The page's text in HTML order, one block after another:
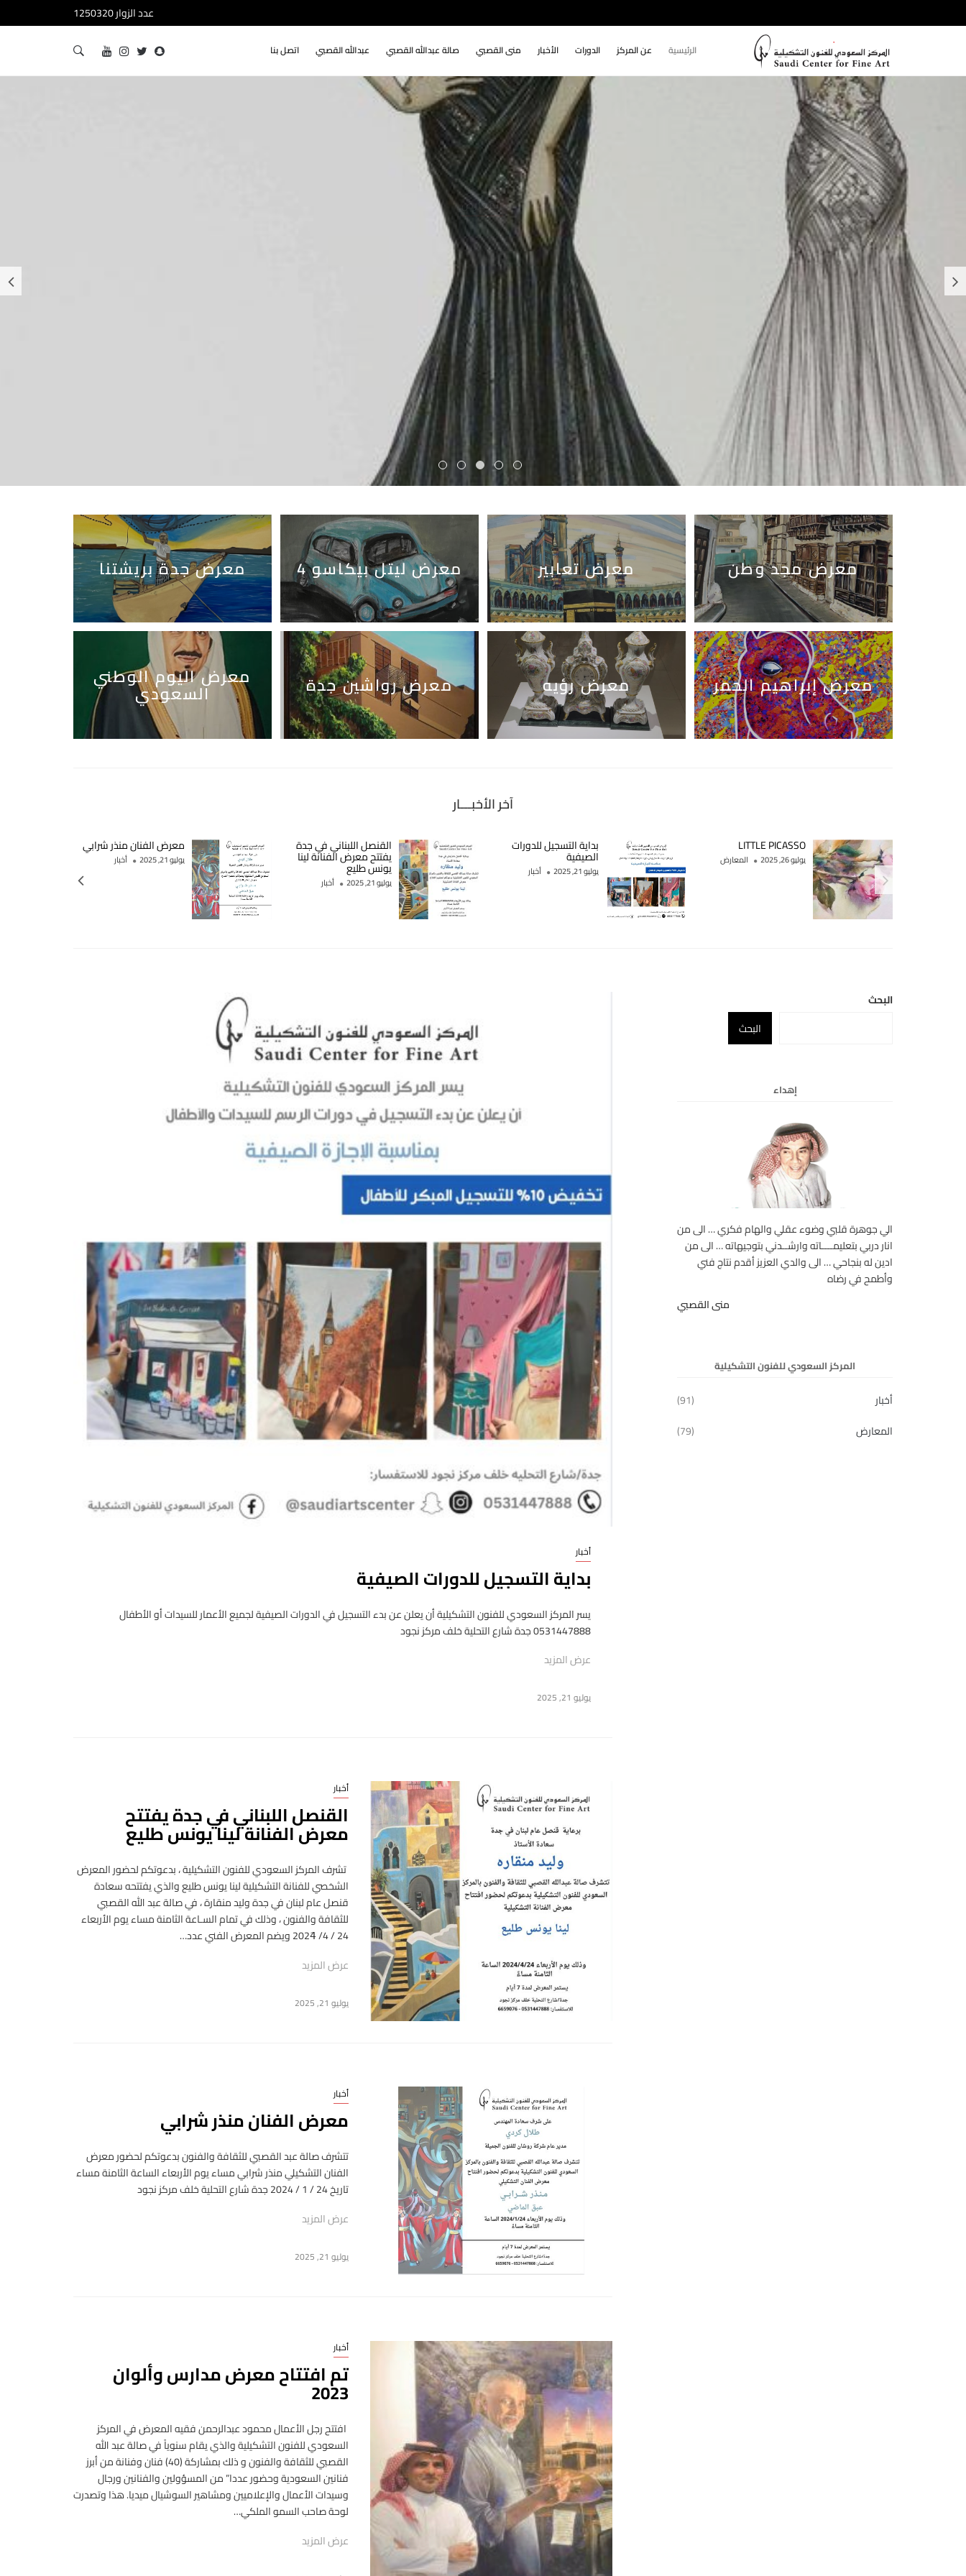
عدد الزوار 1250320
الرئيسية عن المركز الدورات الأخبار منى القصبي صالة عبدالله القصبي عبدالله القصبي اتصل بنا
المعارض
دورة رسم أزياء
عرض المزيد
معرض جدة بريشتنا معرض ليتل بيكاسو 4 معرض تعابير معرض مجد وطن
معرض اليوم الوطني
السعودي معرض رواشين جدة معرض رؤيه معرض إبراهيم الحمر
آخر الأخبـــار
LITTLE PICASSO
يوليو 26, 2025 المعارض
بداية التسجيل للدورات
الصيفية
يوليو 21, 2025 أخبار
القنصل اللبناني في جدة
يفتتح معرض الفنانة لينا
يونس طليع
يوليو 21, 2025 أخبار
معرض الفنان منذر شرابي
يوليو 21, 2025 أخبار
أخبار
بداية التسجيل للدورات الصيفية
يسر المركز السعودي للفنون التشكيلية أن يعلن عن بدء التسجيل في الدورات الصيفية لجميع الأعمار للسيدات أو الأطفال
0531447888 جدة شارع التحلية خلف مركز نجود
عرض المزيد
يوليو 21, 2025
أخبار
القنصل اللبناني في جدة يفتتح
معرض الفنانة لينا يونس طليع
تشرف المركز السعودي للفنون التشكيلية ، بدعوتكم لحضور المعرض
الشخصي للفنانة التشكيلية لينا يونس طليع والذي يفتتحه سعادة
قنصل عام لبنان في جدة وليد منقارة ، في صالة عبد الله القصبي
للثقافة والفنون ، وذلك في تمام السـاعة الثامنة مساء يوم الأربعاء
24 / 4/ 2024َ ويضم المعرض الفني عدد…
عرض المزيد
يوليو 21, 2025
أخبار
معرض الفنان منذر شرابي
تتشرف صالة عبد القصبي للثقافة والفنون بدعوتكم لحضور معرض
الفنان التشكيلي منذر شرابي مساء يوم الأربعاء الساعة الثامنة مساء
تاريخ 24 / 1 / 2024 جدة شارع التحلية خلف مركز نجود
عرض المزيد
يوليو 21, 2025
أخبار
تم افتتاح معرض مدارس وألوان
2023
افتتح رجل الأعمال محمود عبدالرحمن فقيه المعرض في المركز
السعودي للفنون التشكيلية والذي يقام سنوياً في صالة عبد الله
القصبي للثقافة والفنون و ذلك بمشاركة (40) فنان وفنانة من أبرز
فنانين السعودية وحضور عددا” من المسؤولين والفنانين ورجال
وسيدات الأعمال والإعلاميين ومشاهير السوشيال ميديا. هذا وتصدرت
لوحة صاحب السمو الملكي…
عرض المزيد
البحث
البحث
إهداء
الي جوهرة قلبي وضوء عقلي والهام فكري … الى من
انار دربي بتعليمــــاته وارشــدني بتوجيهاته … الى من
ادين له بنجاحي … الى والدي العزيز أقدم نتاج فني
وأطمح في رضاه
منى القصبي
المركز السعودي للفنون التشكيلية
أخبار
(91)
المعارض
(79)